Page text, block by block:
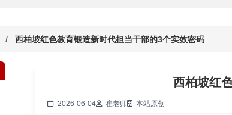
西柏坡红色教育锻造新时代担当干部的3个实效密码
西柏坡红
2026-06-04 崔老师 本站原创